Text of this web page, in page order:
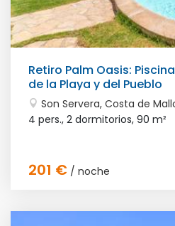
Retiro Palm Oasis:
de la Playa y del Pueblo
Son Servera, Costa de
4 pers., 2 dormitorios, 90 m²
201 € / noche